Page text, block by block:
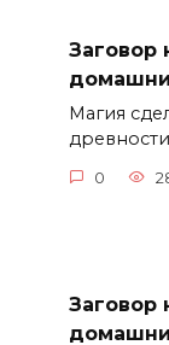
Заговор
Магия
0
Заговор